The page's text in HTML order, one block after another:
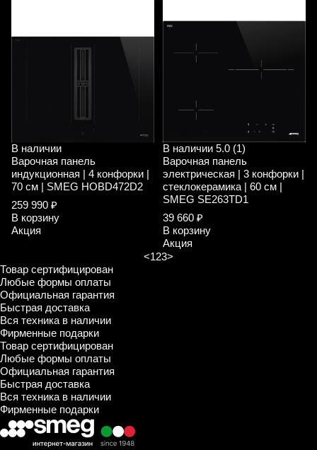
В наличии
Варочная панель
индукционная | 4 конфорки |
70 см | SMEG HOBD472D2
259 990 ₽
В корзину
Акция
В наличии 5.0 (1)
Варочная панель
электрическая | 3 конфорки |
стеклокерамика | 60 см |
SMEG SE263TD1
39 660 ₽
В корзину
Акция
<123>
Товар сертифицирован
Любые формы оплаты
Официальная гарантия
Быстрая доставка
Вся техника в наличии
Фирменные подарки
Товар сертифицирован
Любые формы оплаты
Официальная гарантия
Быстрая доставка
Вся техника в наличии
Фирменные подарки